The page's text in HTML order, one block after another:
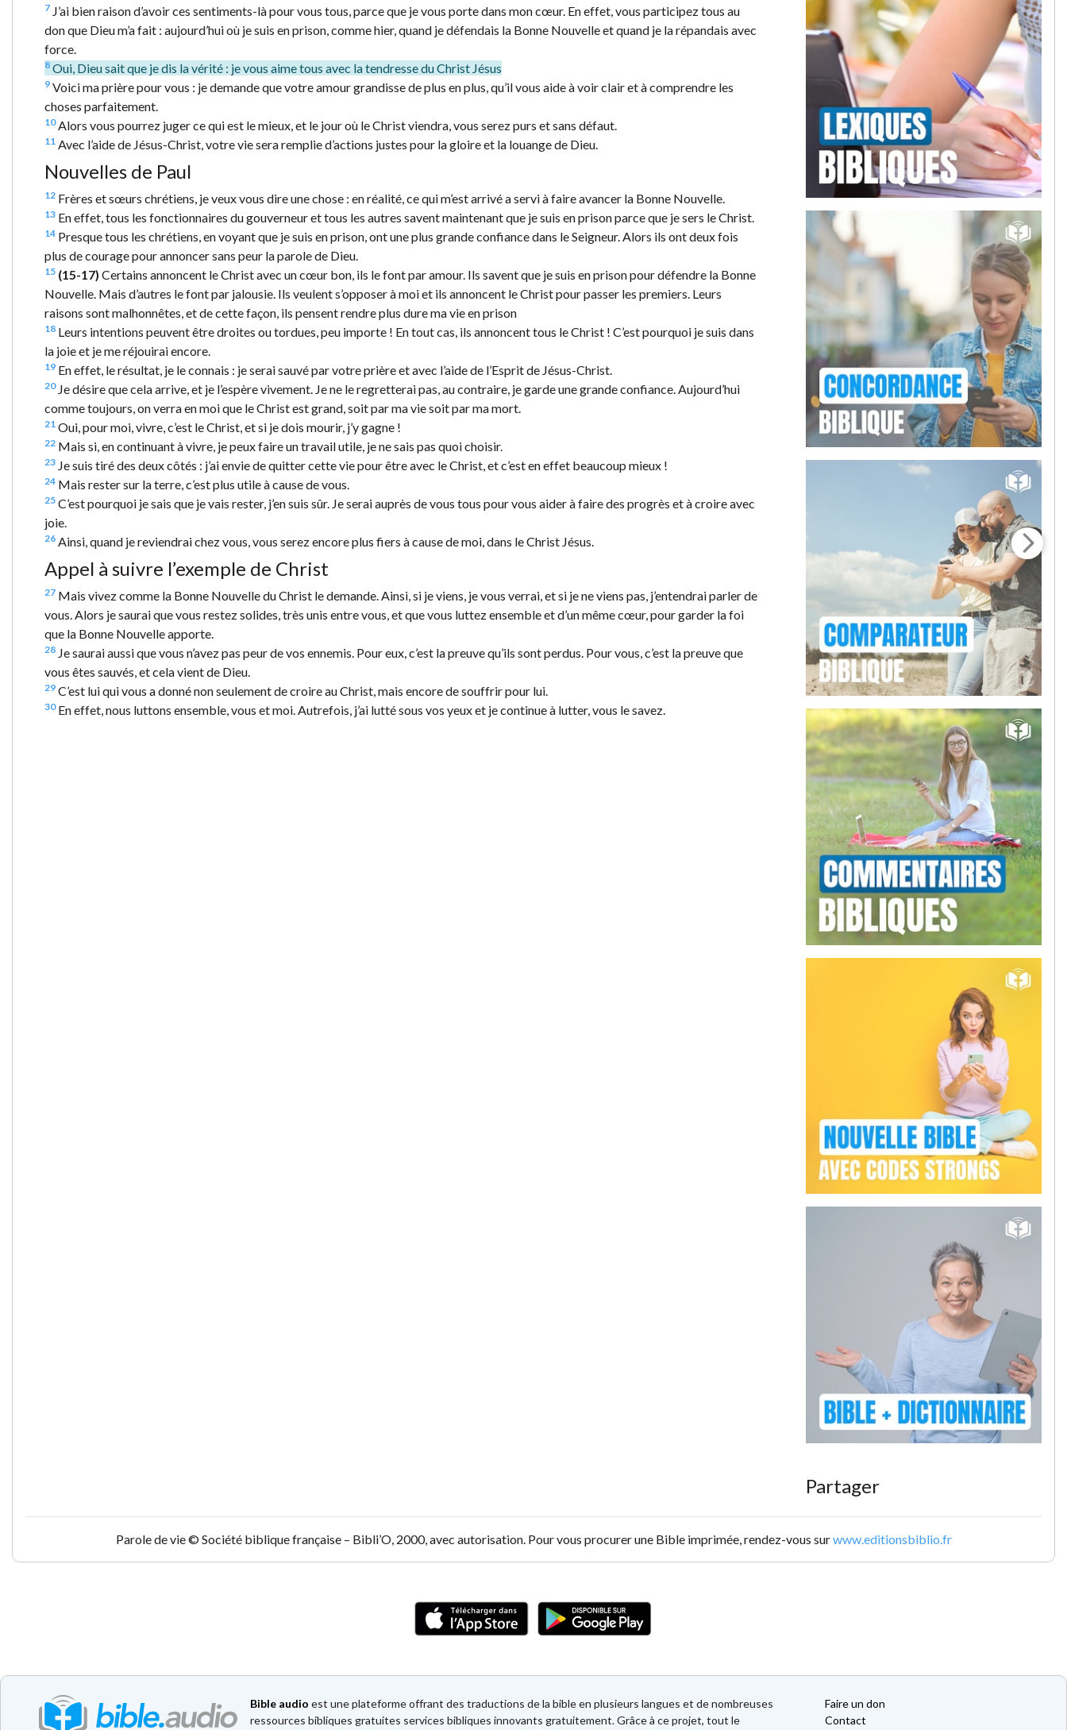
7 J’ai bien raison d’avoir ces sentiments-là pour vous tous, parce que je vous porte dans mon cœur. En effet, vous participez tous au
don que Dieu m’a fait : aujourd’hui où je suis en prison, comme hier, quand je défendais la Bonne Nouvelle et quand je la répandais avec
force.
8 Oui, Dieu sait que je dis la vérité : je vous aime tous avec la tendresse du Christ Jésus
9 Voici ma prière pour vous : je demande que votre amour grandisse de plus en plus, qu’il vous aide à voir clair et à comprendre les
choses parfaitement.
10Alors vous pourrez juger ce qui est le mieux, et le jour où le Christ viendra, vous serez purs et sans défaut.
11 Avec l’aide de Jésus-Christ, votre vie sera remplie d’actions justes pour la gloire et la louange de Dieu.
Nouvelles de Paul
12 Frères et sœurs chrétiens, je veux vous dire une chose : en réalité, ce qui m’est arrivé a servi à faire avancer la Bonne Nouvelle.
13 En effet, tous les fonctionnaires du gouverneur et tous les autres savent maintenant que je suis en prison parce que je sers le Christ.
14 Presque tous les chrétiens, en voyant que je suis en prison, ont une plus grande confiance dans le Seigneur. Alors ils ont deux fois
plus de courage pour annoncer sans peur la parole de Dieu.
15 (15-17) Certains annoncent le Christ avec un cœur bon, ils le font par amour. Ils savent que je suis en prison pour défendre la Bonne
Nouvelle. Mais d’autres le font par jalousie. Ils veulent s’opposer à moi et ils annoncent le Christ pour passer les premiers. Leurs
raisons sont malhonnêtes, et de cette façon, ils pensent rendre plus dure ma vie en prison
18 Leurs intentions peuvent être droites ou tordues, peu importe ! En tout cas, ils annoncent tous le Christ ! C’est pourquoi je suis dans
la joie et je me réjouirai encore.
19 En effet, le résultat, je le connais : je serai sauvé par votre prière et avec l’aide de l’Esprit de Jésus-Christ.
20Je désire que cela arrive, et je l’espère vivement. Je ne le regretterai pas, au contraire, je garde une grande confiance. Aujourd’hui
comme toujours, on verra en moi que le Christ est grand, soit par ma vie soit par ma mort.
21 Oui, pour moi, vivre, c’est le Christ, et si je dois mourir, j’y gagne !
22 Mais si, en continuant à vivre, je peux faire un travail utile, je ne sais pas quoi choisir.
23 Je suis tiré des deux côtés : j’ai envie de quitter cette vie pour être avec le Christ, et c’est en effet beaucoup mieux !
24 Mais rester sur la terre, c’est plus utile à cause de vous.
25 C’est pourquoi je sais que je vais rester, j’en suis sûr. Je serai auprès de vous tous pour vous aider à faire des progrès et à croire avec
joie.
26 Ainsi, quand je reviendrai chez vous, vous serez encore plus fiers à cause de moi, dans le Christ Jésus.
Appel à suivre l’exemple de Christ
27 Mais vivez comme la Bonne Nouvelle du Christ le demande. Ainsi, si je viens, je vous verrai, et si je ne viens pas, j’entendrai parler de
vous. Alors je saurai que vous restez solides, très unis entre vous, et que vous luttez ensemble et d’un même cœur, pour garder la foi
que la Bonne Nouvelle apporte.
28 Je saurai aussi que vous n’avez pas peur de vos ennemis. Pour eux, c’est la preuve qu’ils sont perdus. Pour vous, c’est la preuve que
vous êtes sauvés, et cela vient de Dieu.
29 C’est lui qui vous a donné non seulement de croire au Christ, mais encore de souffrir pour lui.
30En effet, nous luttons ensemble, vous et moi. Autrefois, j’ai lutté sous vos yeux et je continue à lutter, vous le savez.
Partager
Parole de vie © Société biblique française – Bibli’O, 2000, avec autorisation. Pour vous procurer une Bible imprimée, rendez-vous surwww.editionsbiblio.fr
Bible audio est une plateforme offrant des traductions de la bible en plusieurs langues et de nombreuses
ressources bibliques gratuites services bibliques innovants gratuitement. Grâce à ce projet, tout le
Faire un don
Contact